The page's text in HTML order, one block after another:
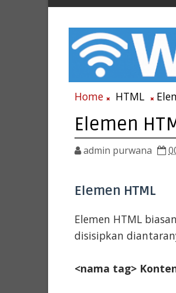
Home HTML
Elemen
admin purwana
Elemen HTML
Elemen HTML
disisipkan
<nama tag>